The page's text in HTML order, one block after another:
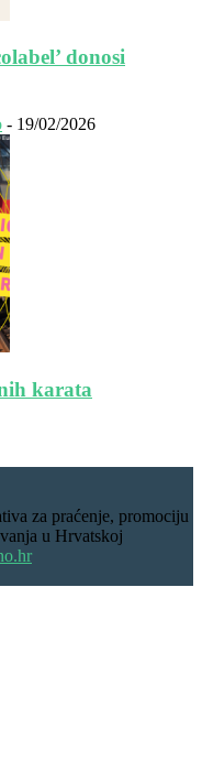
donosi
- 19/02/2026
karata
za praćenje, promociju
u Hrvatskoj